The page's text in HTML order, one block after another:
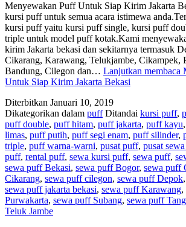
Menyewakan Puff Untuk Siap Kirim Jakarta
kursi puff untuk semua acara istimewa
kursi puff yaitu kursi puff single, kursi puff
triple untuk model puff kotak.Kami
kirim Jakarta bekasi dan sekitarnya termasuk
Cikarang, Karawang, Telukjambe, Cikampek,
Bandung, Cilegon dan… Lanjutkan membaca
Untuk Siap Kirim Jakarta Bekasi
Diterbitkan Januari 10, 2019
Dikategorikan dalam puff Ditandai kursi puff,
puff double, puff hitam, puff jakarta, puff kayu,
limas, puff putih, puff segi enam, puff silinder,
triple, puff warna-warni, pusat puff, pusat
puff, rental puff, sewa kursi puff, sewa puff,
sewa puff Bekasi, sewa puff Bogor, sewa puff
Cikarang, sewa puff cilegon, sewa puff Depok,
sewa puff jakarta bekasi, sewa puff Karawang,
Purwakarta, sewa puff Subang, sewa puff
Teluk Jambe